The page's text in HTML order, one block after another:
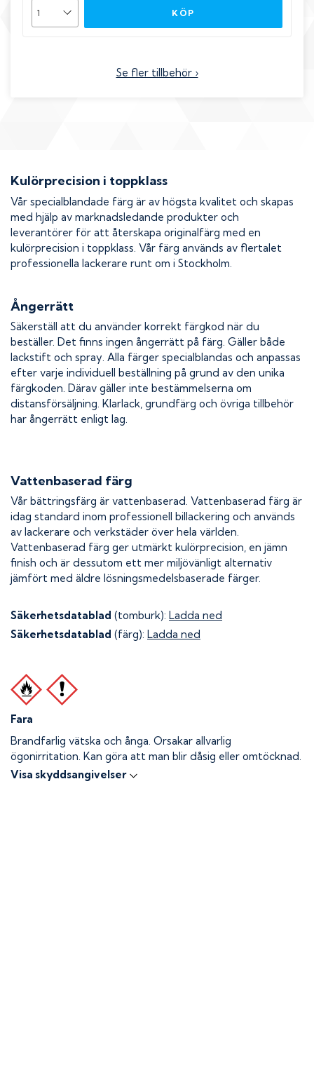
KÖP
Se fler tillbehör ›
Kulörprecision i toppklass
Vår specialblandade färg är av högsta kvalitet och skapas
med hjälp av marknadsledande produkter och
leverantörer för att återskapa originalfärg med en
kulörprecision i toppklass. Vår färg används av flertalet
professionella lackerare runt om i Stockholm.
Ångerrätt
Säkerställ att du använder korrekt färgkod när du
beställer. Det finns ingen ångerrätt på färg. Gäller både
lackstift och spray. Alla färger specialblandas och anpassas
efter varje individuell beställning på grund av den unika
färgkoden. Därav gäller inte bestämmelserna om
distansförsäljning. Klarlack, grundfärg och övriga tillbehör
har ångerrätt enligt lag.
Vattenbaserad färg
Vår bättringsfärg är vattenbaserad. Vattenbaserad färg är
idag standard inom professionell billackering och används
av lackerare och verkstäder över hela världen.
Vattenbaserad färg ger utmärkt kulörprecision, en jämn
finish och är dessutom ett mer miljövänligt alternativ
jämfört med äldre lösningsmedelsbaserade färger.
Säkerhetsdatablad (tomburk): Ladda ned
Säkerhetsdatablad (färg): Ladda ned
Fara
Brandfarlig vätska och ånga. Orsakar allvarlig
ögonirritation. Kan göra att man blir dåsig eller omtöcknad.
Visa skyddsangivelser